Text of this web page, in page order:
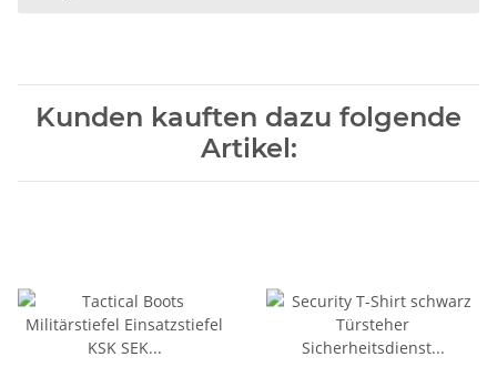
Kunden kauften dazu folgende
Artikel: